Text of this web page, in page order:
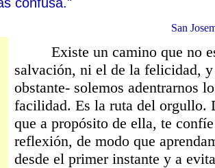
San
Existe un camino que no
salvación, ni el de la felicidad,
obstante- solemos adentrarnos
facilidad. Es la ruta del orgullo.
que a propósito de ella, te
reflexión, de modo que
desde el primer instante y a